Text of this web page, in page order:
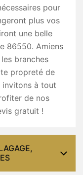
pour
plus vos
une belle
86550. Amiens
branches
propreté de
invitons à tout
de nos
gratuit !